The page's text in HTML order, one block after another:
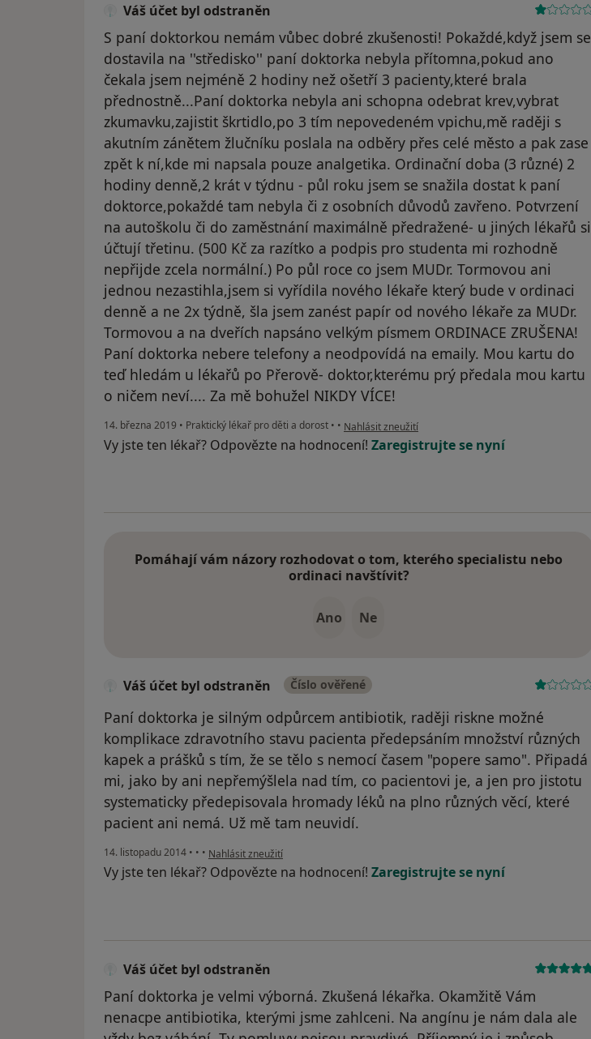
Váš účet byl odstraněn
S paní doktorkou nemám vůbec dobré zkušenosti! Pokaždé,když jsem se
dostavila na ''středisko'' paní doktorka nebyla přítomna,pokud ano
čekala jsem nejméně 2 hodiny než ošetří 3 pacienty,které brala
přednostně...Paní doktorka nebyla ani schopna odebrat krev,vybrat
zkumavku,zajistit škrtidlo,po 3 tím nepovedeném vpichu,mě raději s
akutním zánětem žlučníku poslala na odběry přes celé město a pak zase
zpět k ní,kde mi napsala pouze analgetika. Ordinační doba (3 různé) 2
hodiny denně,2 krát v týdnu - půl roku jsem se snažila dostat k paní
doktorce,pokaždé tam nebyla či z osobních důvodů zavřeno. Potvrzení
na autoškolu či do zaměstnání maximálně předražené- u jiných lékařů si
účtují třetinu. (500 Kč za razítko a podpis pro studenta mi rozhodně
nepřijde zcela normální.) Po půl roce co jsem MUDr. Tormovou ani
jednou nezastihla,jsem si vyřídila nového lékaře který bude v ordinaci
denně a ne 2x týdně, šla jsem zanést papír od nového lékaře za MUDr.
Tormovou a na dveřích napsáno velkým písmem ORDINACE ZRUŠENA!
Paní doktorka nebere telefony a neodpovídá na emaily. Mou kartu do
teď hledám u lékařů po Přerově- doktor,kterému prý předala mou kartu
o ničem neví.... Za mě bohužel NIKDY VÍCE!
14. března 2019 • Praktický lékař pro děti a dorost • • podle názoru uživatele Váš účet byl odstraněn
Nahlásit zneužití
Vy jste ten lékař? Odpovězte na hodnocení! Zaregistrujte se nyní
Pomáhají vám názory rozhodovat o tom, kterého specialistu nebo
ordinaci navštívit?
Ano Ne
Váš účet byl odstraněn Číslo ověřené
Paní doktorka je silným odpůrcem antibiotik, raději riskne možné
komplikace zdravotního stavu pacienta předepsáním množství různých
kapek a prášků s tím, že se tělo s nemocí časem "popere samo". Připadá
mi, jako by ani nepřemýšlela nad tím, co pacientovi je, a jen pro jistotu
systematicky předepisovala hromady léků na plno různých věcí, které
pacient ani nemá. Už mě tam neuvidí.
14. listopadu 2014 • • • podle názoru uživatele Váš účet byl odstraněn
Nahlásit zneužití
Vy jste ten lékař? Odpovězte na hodnocení! Zaregistrujte se nyní
Váš účet byl odstraněn
Paní doktorka je velmi výborná. Zkušená lékařka. Okamžitě Vám
nenacpe antibiotika, kterými jsme zahlceni. Na angínu je nám dala ale